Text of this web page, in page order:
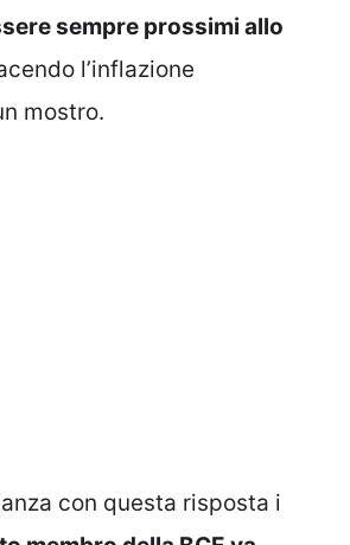
sempre prossimi allo
l’inflazione
mostro.
con questa risposta i